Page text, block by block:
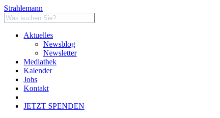
Strahlemann
Aktuelles
Newsblog
Newsletter
Mediathek
Kalender
Jobs
Kontakt
JETZT SPENDEN